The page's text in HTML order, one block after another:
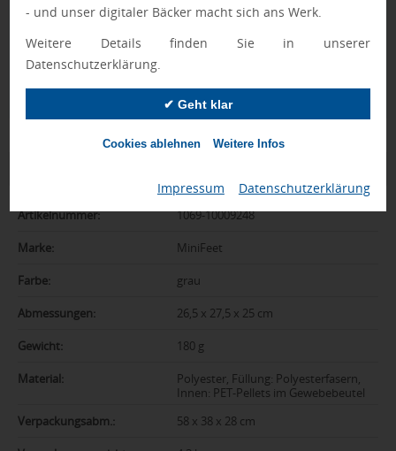
- und unser digitaler Bäcker macht sich ans Werk.
Weitere Details finden Sie in unserer
Datenschutzerklärung.
✔ Geht klar
Cookies ablehnen Weitere Infos
Impressum Datenschutzerklärung
Nur Produkte, die unserenQualitätscheckbestehen,
Ewa Engel,
Qualitätssicherung
Artikelnummer: 1069-10009248
Marke: MiniFeet
Farbe: grau
Abmessungen: 26,5 x 27,5 x 25 cm
Gewicht: 180 g
Material:
Polyester, Füllung: Polyesterfasern,
Innen: PET-Pellets im Gewebebeutel
Verpackungsabm.:
58 x 38 x 28 cm